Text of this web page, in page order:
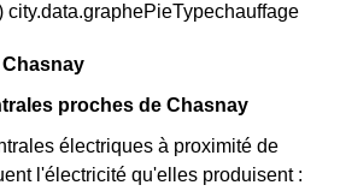
city.data.graphePieTypechauffage
proches de Chasnay
électriques à proximité de
l'électricité qu'elles produisent :